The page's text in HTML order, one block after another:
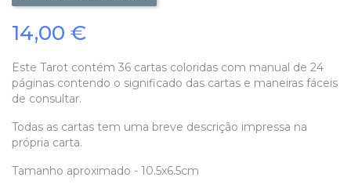
14,00 €
Este Tarot contém 36 cartas coloridas com manual de 24
páginas contendo o significado das cartas e maneiras fáceis
de consultar.
Todas as cartas tem uma breve descrição impressa na
própria carta.
Tamanho aproximado - 10.5x6.5cm